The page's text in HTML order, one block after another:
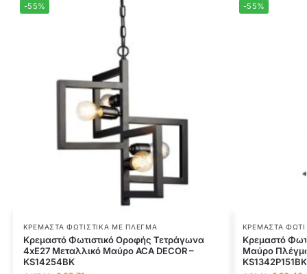
-55%
ΚΡΕΜΑΣΤΆ ΦΩΤΙΣΤΙΚΆ ΜΕ ΠΛΈΓΜΑ
Κρεμαστό Φωτιστικό Οροφής Τετράγωνα
4xE27 Μεταλλικό Μαύρο ACA DECOR –
KS14254BK
-55%
ΚΡΕΜΑΣΤΆ
Κρεμαστό
Μαύρο
KS1342P151BK